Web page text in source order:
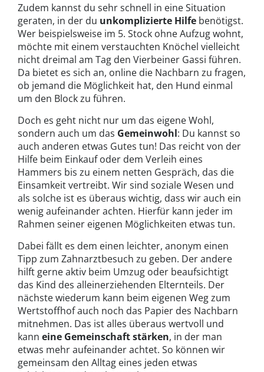
Zudem kannst du sehr schnell in eine Situation
geraten, in der du unkomplizierte Hilfe benötigst.
Wer beispielsweise im 5. Stock ohne Aufzug wohnt,
möchte mit einem verstauchten Knöchel vielleicht
nicht dreimal am Tag den Vierbeiner Gassi führen.
Da bietet es sich an, online die Nachbarn zu fragen,
ob jemand die Möglichkeit hat, den Hund einmal
um den Block zu führen.
Doch es geht nicht nur um das eigene Wohl,
sondern auch um das Gemeinwohl: Du kannst so
auch anderen etwas Gutes tun! Das reicht von der
Hilfe beim Einkauf oder dem Verleih eines
Hammers bis zu einem netten Gespräch, das die
Einsamkeit vertreibt. Wir sind soziale Wesen und
als solche ist es überaus wichtig, dass wir auch ein
wenig aufeinander achten. Hierfür kann jeder im
Rahmen seiner eigenen Möglichkeiten etwas tun.
Dabei fällt es dem einen leichter, anonym einen
Tipp zum Zahnarztbesuch zu geben. Der andere
hilft gerne aktiv beim Umzug oder beaufsichtigt
das Kind des alleinerziehenden Elternteils. Der
nächste wiederum kann beim eigenen Weg zum
Wertstoffhof auch noch das Papier des Nachbarn
mitnehmen. Das ist alles überaus wertvoll und
kann eine Gemeinschaft stärken, in der man
etwas mehr aufeinander achtet. So können wir
gemeinsam den Alltag eines jeden etwas